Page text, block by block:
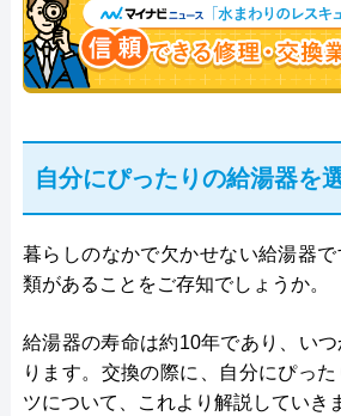
ャリスト。
自分にぴったりの給湯器を
暮らしのなかで欠かせない給湯器
類があることをご存知でしょうか。
給湯器の寿命は約10年であり、い
ります。交換の際に、自分にぴっ
ツについて、これより解説していき